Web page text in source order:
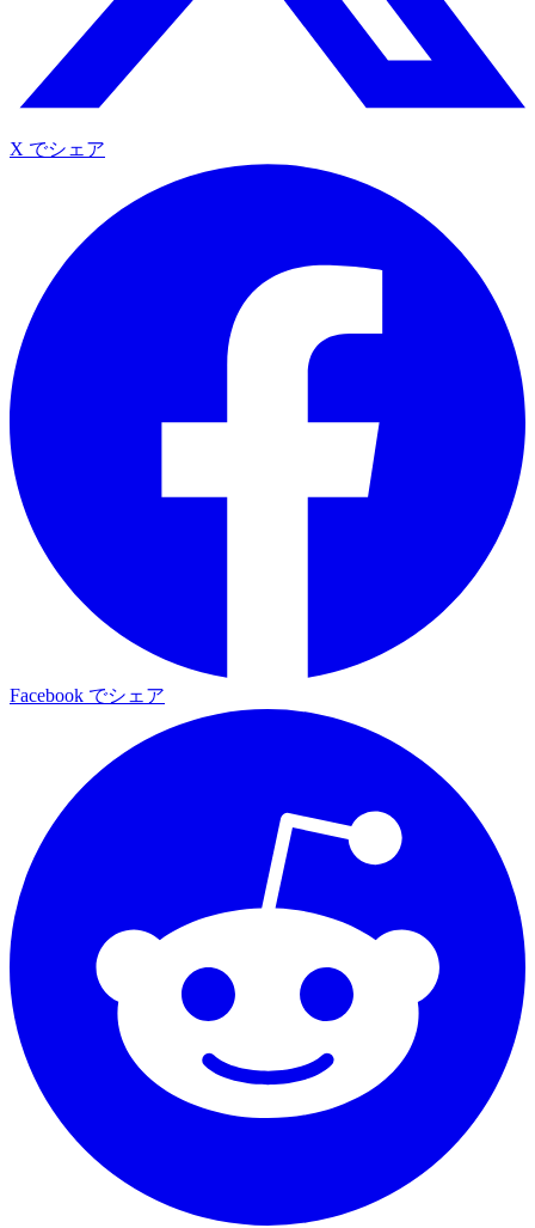
X でシェア
Facebook でシェア